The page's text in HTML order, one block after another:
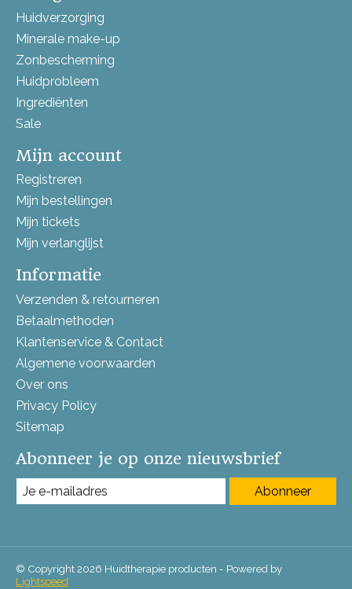
Huidverzorging
Minerale make-up
Zonbescherming
Huidprobleem
Ingrediënten
Sale
Mijn account
Registreren
Mijn bestellingen
Mijn tickets
Mijn verlanglijst
Informatie
Verzenden & retourneren
Betaalmethoden
Klantenservice & Contact
Algemene voorwaarden
Over ons
Privacy Policy
Sitemap
Abonneer je op onze nieuwsbrief
Abonneer
© Copyright 2026 Huidtherapie producten - Powered by
Lightspeed